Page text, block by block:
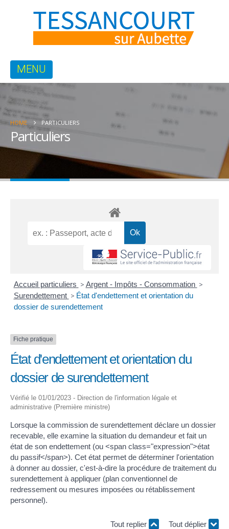
HOME PARTICULIERS
Particuliers
Accueil particuliers > Argent - Impôts - Consommation >
Surendettement > État d'endettement et orientation du
dossier de surendettement
Fiche pratique
État d'endettement et orientation du
dossier de surendettement
Vérifié le 01/01/2023 - Direction de l'information légale et
administrative (Première ministre)
Lorsque la commission de surendettement déclare un dossier
recevable, elle examine la situation du demandeur et fait un
état de son endettement (ou <span class="expression">état
du passif</span>). Cet état permet de déterminer l'orientation
à donner au dossier, c'est-à-dire la procédure de traitement du
surendettement à appliquer (plan conventionnel de
redressement ou mesures imposées ou rétablissement
personnel).
Tout replier Tout déplier